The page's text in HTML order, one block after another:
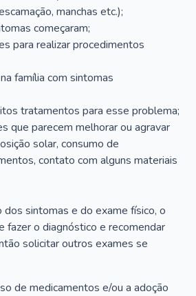
manchas etc.);
começaram;
para realizar procedimentos
família com sintomas
tratamentos para esse problema;
que parecem melhorar ou agravar
solar, consumo de
contato com alguns materiais
dos sintomas e do exame físico, o
fazer o diagnóstico e recomendar
solicitar outros exames se
de medicamentos e/ou a adoção